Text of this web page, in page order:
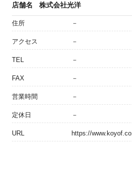
店舗名 株式会社光洋
住所 －
アクセス －
TEL －
FAX －
営業時間 －
定休日 －
URL https://